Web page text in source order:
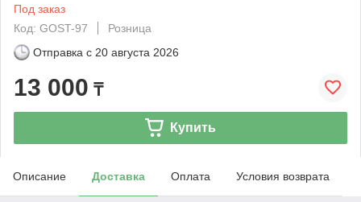
Под заказ
Код: GOST-97
Розница
Отправка с 20 августа 2026
13 000 ₸
Купить
Описание Доставка Оплата Условия возврата